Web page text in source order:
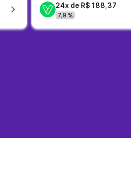
24x de R$ 188,37
7,9 %